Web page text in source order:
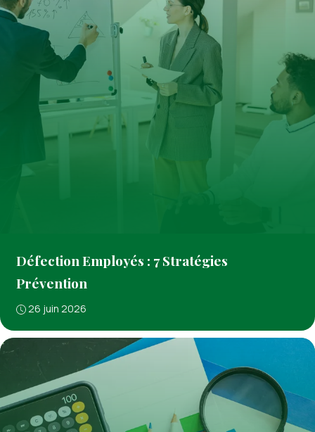
Défection Employés : 7 Stratégies
Prévention
26 juin 2026